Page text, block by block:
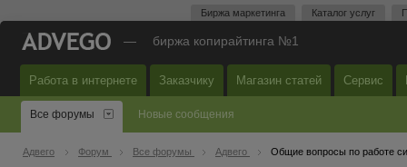
Биржа маркетинга Каталог услуг
— биржа копирайтинга №1
Работа в интернете Заказчику Магазин статей Сервис
Все форумы Новые сообщения
Адвего Форум Все форумы Адвего Общие вопросы по работе